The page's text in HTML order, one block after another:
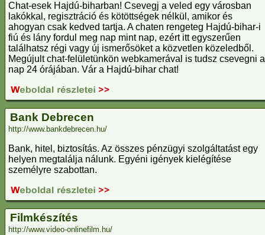
Chat-esek Hajdú-biharban! Csevegj a veled egy városban
lakókkal, regisztráció és kötöttségek nélkül, amikor és
ahogyan csak kedved tartja. A chaten rengeteg Hajdú-bihar-i
fiú és lány fordul meg nap mint nap, ezért itt egyszerűen
találhatsz régi vagy új ismerősöket a közvetlen közeledből.
Megújult chat-felületünkön webkamerával is tudsz csevegni a
nap 24 órájában. Vár a Hajdú-bihar chat!
Bank Debrecen
http://www.bankdebrecen.hu/
Bank, hitel, biztosítás. Az összes pénzügyi szolgáltatást egy
helyen megtalálja nálunk. Egyéni igények kielégítése
személyre szabottan.
Filmkészítés
http://www.video-onlinefilm.hu/